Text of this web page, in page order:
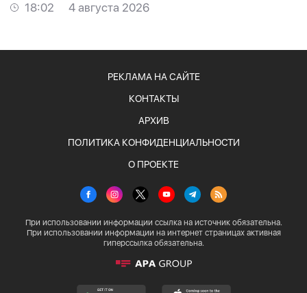
18:02
4 августа 2026
РЕКЛАМА НА САЙТЕ
КОНТАКТЫ
АРХИВ
ПОЛИТИКА КОНФИДЕНЦИАЛЬНОСТИ
О ПРОЕКТЕ
При использовании информации ссылка на источник обязательна.
При использовании информации на интернет страницах активная
гиперссылка обязательна.